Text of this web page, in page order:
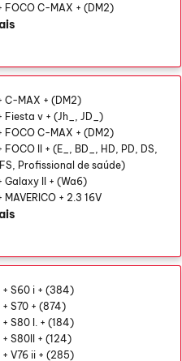
FOCO C-MAX + (DM2)
C-MAX + (DM2)
Fiesta v + (Jh_, JD_)
FOCO C-MAX + (DM2)
FOCO II + (E_, BD_, HD, PD, DS,
Profissional de saúde)
Galaxy II + (Wa6)
MAVERICO + 2.3 16V
+ S60 i + (384)
+ S70 + (874)
+ S80 I. + (184)
+ S80II + (124)
+ V76 ii + (285)